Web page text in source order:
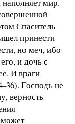
Спаситель
принести
но меч, ибо
и дочь с
И враги
Господь не
верность
может